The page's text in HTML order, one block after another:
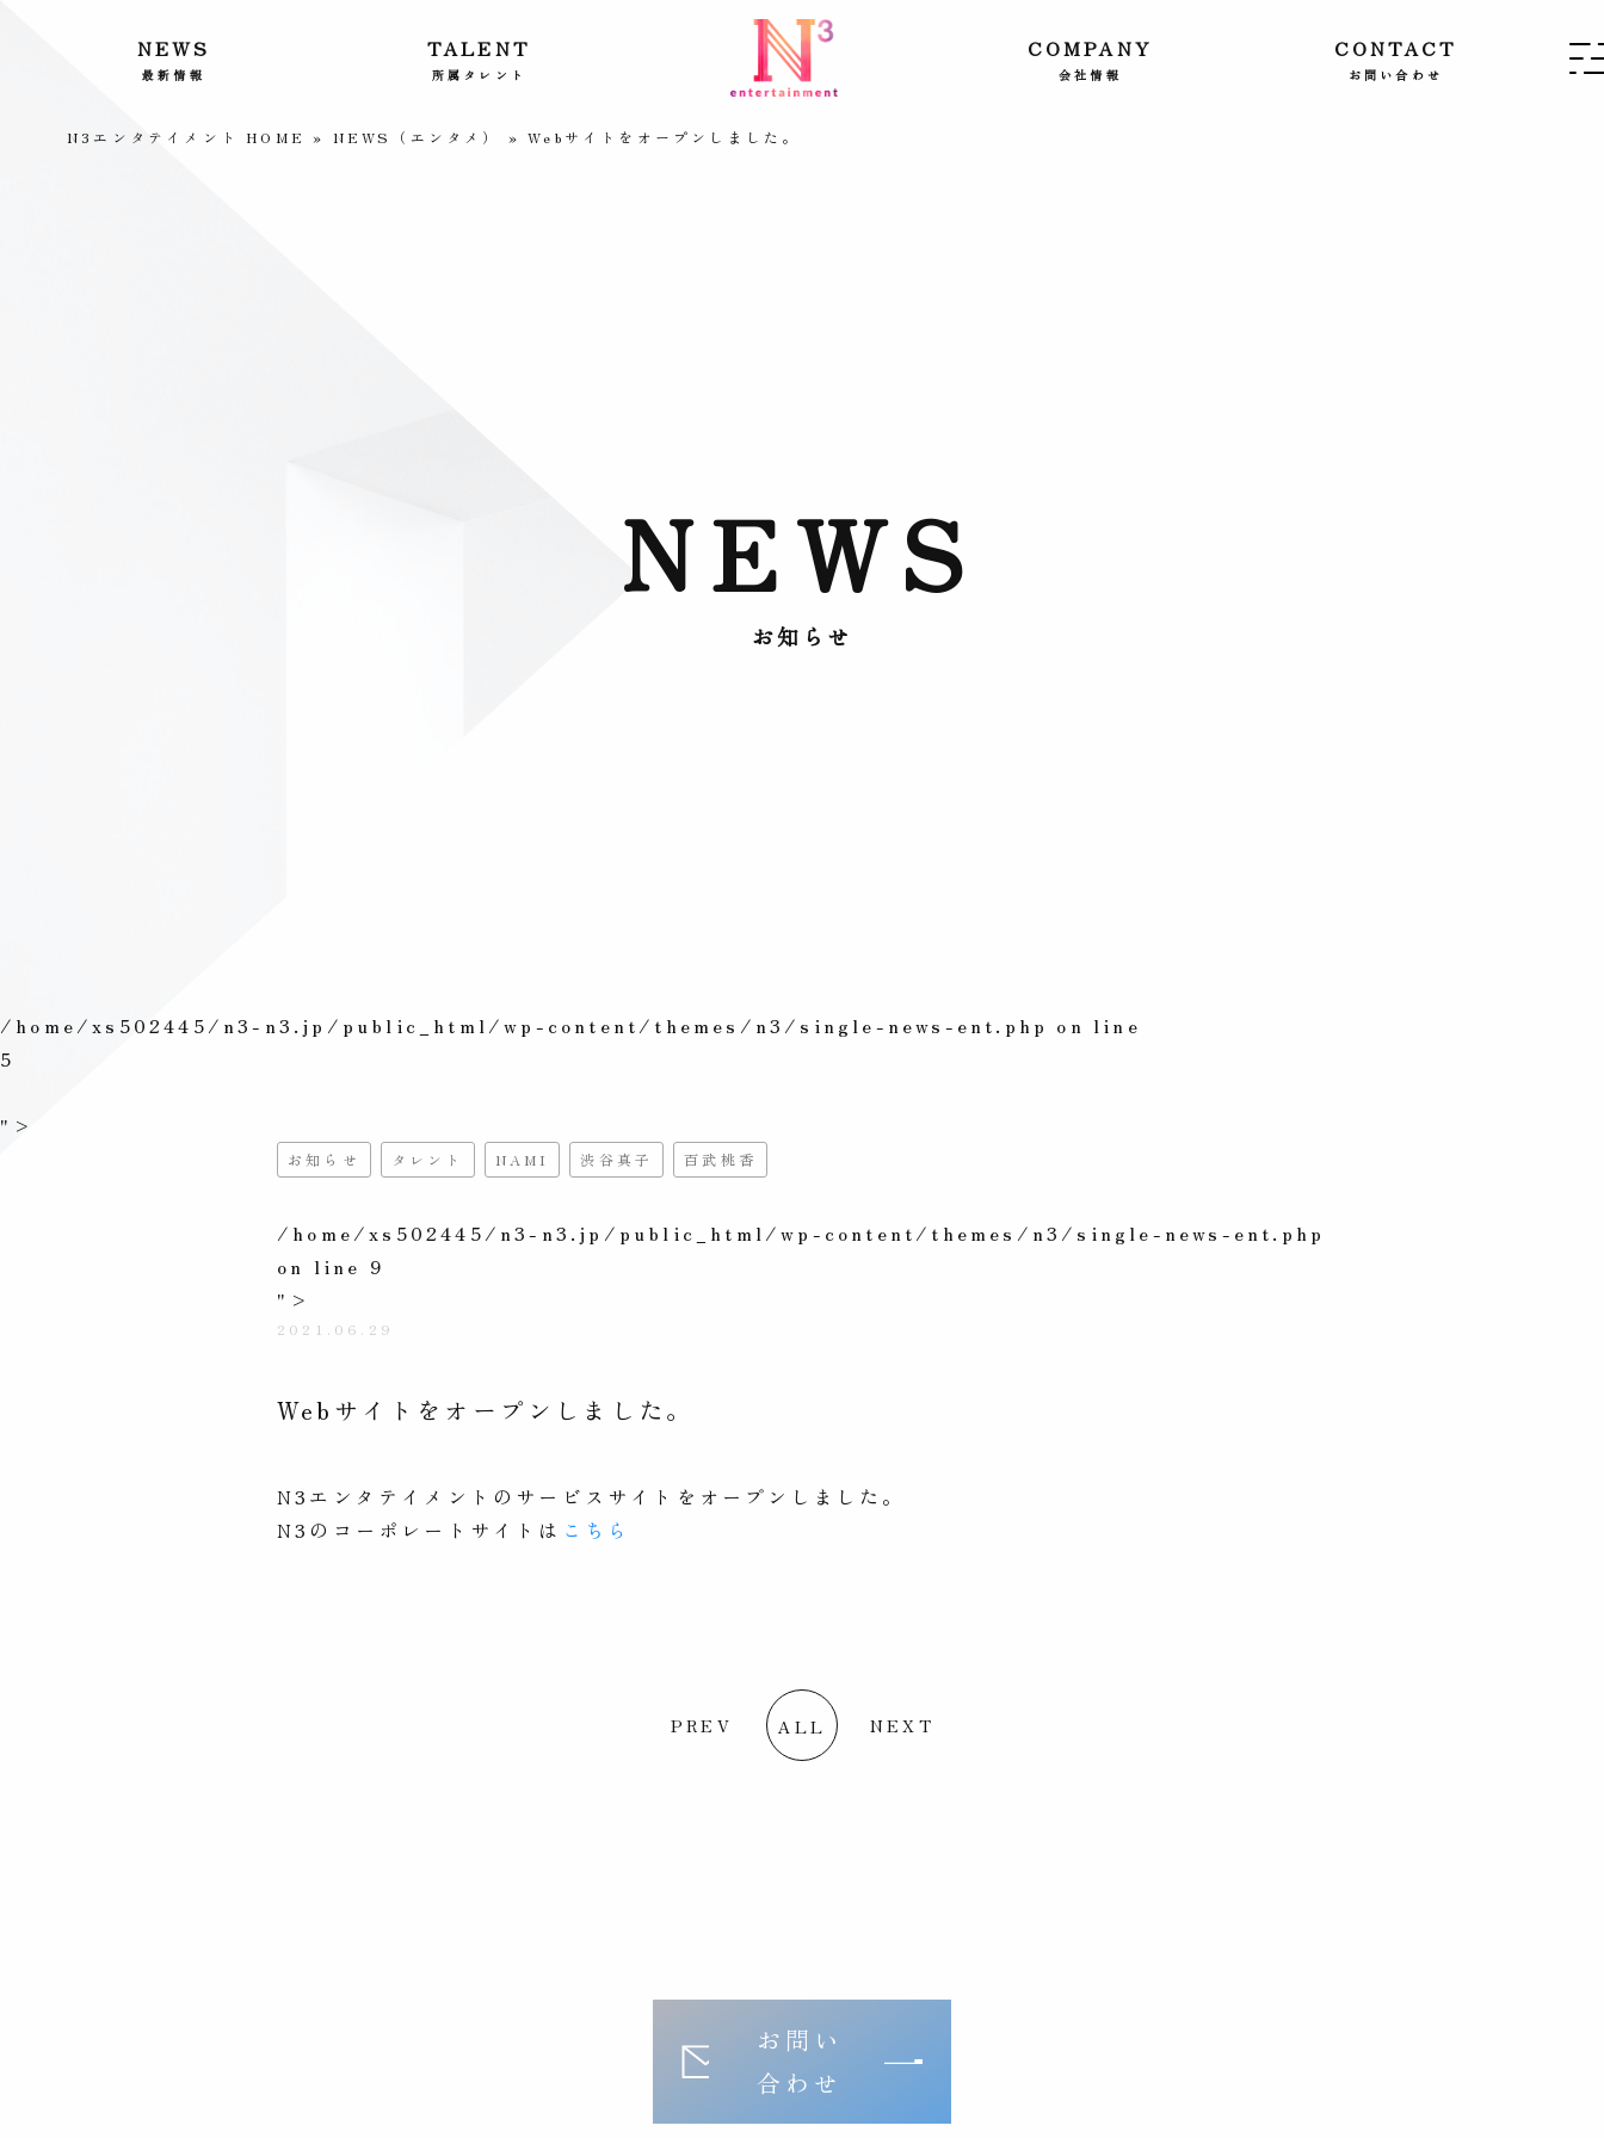
NEWS
最新情報
TALENT
所属タレント
COMPANY
会社情報
CONTACT
お問い合わせ
N3エンタテイメント HOME » NEWS（エンタメ） »Webサイトをオープンしました。
NEWS
お知らせ
/home/xs502445/n3-n3.jp/public_html/wp-content/themes/n3/single-news-ent.php on line
5
">
お知らせ タレント NAMI 渋谷真子 百武桃香
/home/xs502445/n3-n3.jp/public_html/wp-content/themes/n3/single-news-ent.php
on line 9
">
2021.06.29
Webサイトをオープンしました。
N3エンタテイメントのサービスサイトをオープンしました。
N3のコーポレートサイトは こちら
PREV ALL NEXT
お問い
合わせ